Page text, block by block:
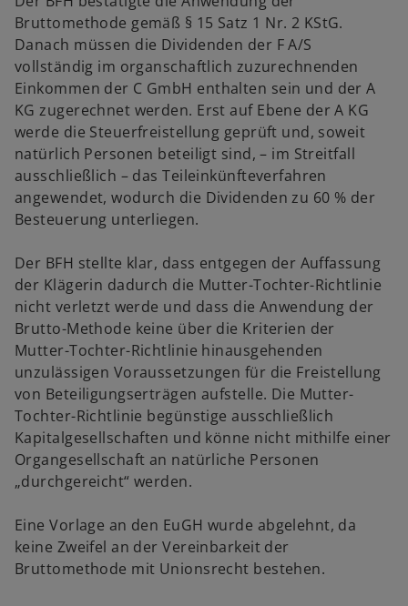
Bruttomethode gemäß § 15 Satz 1 Nr. 2 KStG.
Danach müssen die Dividenden der F A/S
vollständig im organschaftlich zuzurechnenden
Einkommen der C GmbH enthalten sein und der A
KG zugerechnet werden. Erst auf Ebene der A KG
werde die Steuerfreistellung geprüft und, soweit
natürlich Personen beteiligt sind, – im Streitfall
ausschließlich – das Teileinkünfteverfahren
angewendet, wodurch die Dividenden zu 60 % der
Besteuerung unterliegen.
Der BFH stellte klar, dass entgegen der Auffassung
der Klägerin dadurch die Mutter-Tochter-Richtlinie
nicht verletzt werde und dass die Anwendung der
Brutto-Methode keine über die Kriterien der
Mutter-Tochter-Richtlinie hinausgehenden
unzulässigen Voraussetzungen für die Freistellung
von Beteiligungserträgen aufstelle. Die Mutter-
Tochter-Richtlinie begünstige ausschließlich
Kapitalgesellschaften und könne nicht mithilfe einer
Organgesellschaft an natürliche Personen
„durchgereicht“ werden.
Eine Vorlage an den EuGH wurde abgelehnt, da
keine Zweifel an der Vereinbarkeit der
Bruttomethode mit Unionsrecht bestehen.